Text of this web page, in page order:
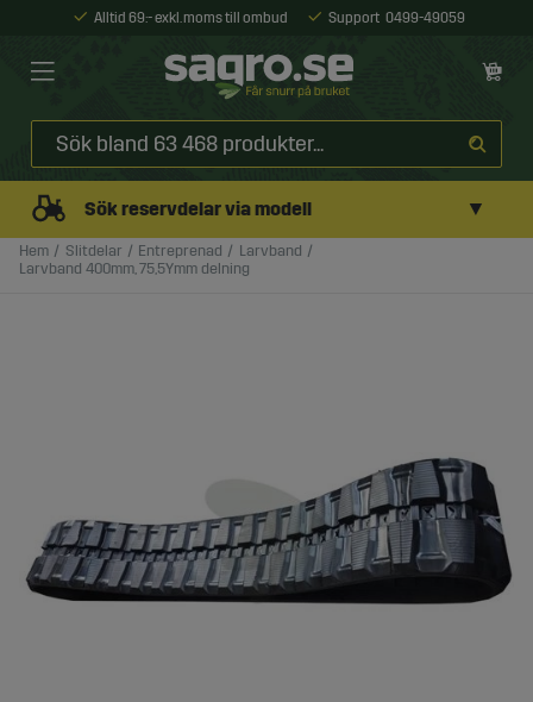
Alltid 69:- exkl. moms till ombud Support 0499-49059
Sök reservdelar via modell ▼
Hem Slitdelar Entreprenad
Larvband
Larvband 400mm, 75,5Ymm delning